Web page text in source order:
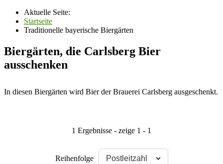
Aktuelle Seite:
Startseite
Traditionelle bayerische Biergärten
Biergärten, die Carlsberg Bier
ausschenken
In diesen Biergärten wird Bier der Brauerei Carlsberg ausgeschenkt.
1 Ergebnisse - zeige 1 - 1
Reihenfolge